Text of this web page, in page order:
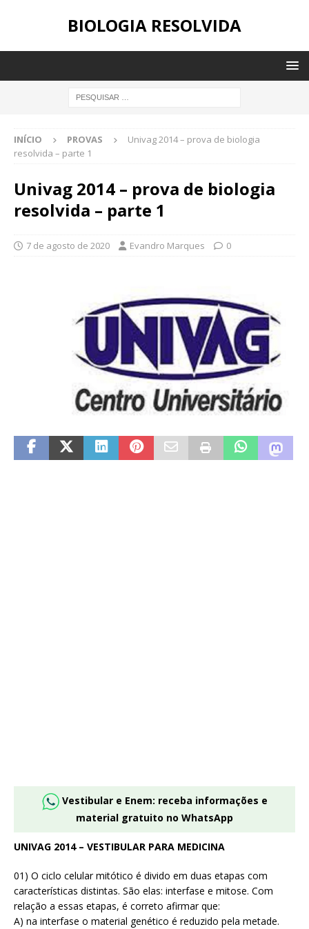
BIOLOGIA RESOLVIDA
INÍCIO PROVAS
Univag 2014 – prova de biologia
resolvida – parte 1
Univag 2014 – prova de biologia
resolvida – parte 1
7 de agosto de 2020 Evandro Marques 0
Vestibular e Enem: receba informações e
material gratuito no WhatsApp
UNIVAG 2014 – VESTIBULAR PARA MEDICINA
01) O ciclo celular mitótico é divido em duas etapas com
características distintas. São elas: interfase e mitose. Com
relação a essas etapas, é correto afirmar que:
A) na interfase o material genético é reduzido pela metade.